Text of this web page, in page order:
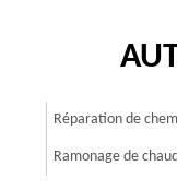
Réparation de
Ramonage de